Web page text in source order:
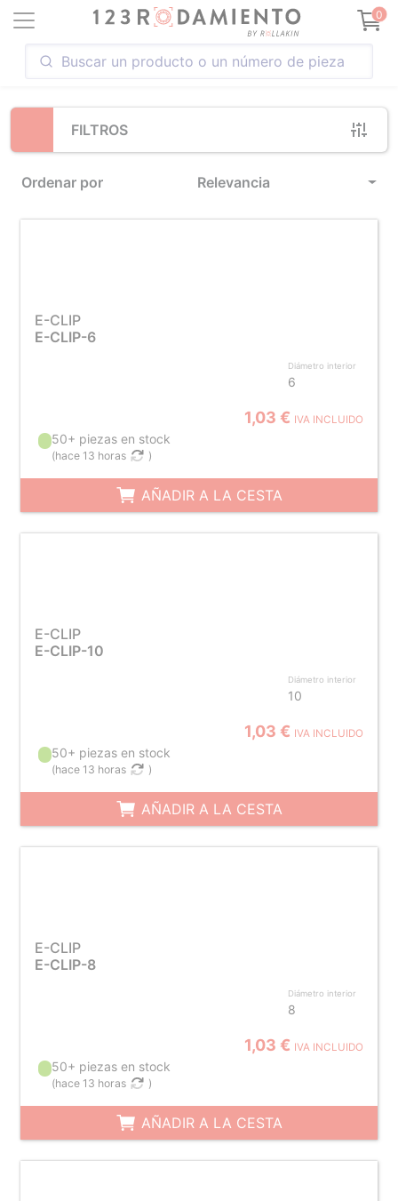
0
FILTROS
Ordenar por Relevancia
Loading...
E-CLIP
E-CLIP-6
Diámetro interior
6
1,03 € IVA INCLUIDO
50+ piezas en stock
(hace 13 horas )
AÑADIR A LA CESTA
E-CLIP
E-CLIP-10
Diámetro interior
10
1,03 € IVA INCLUIDO
50+ piezas en stock
(hace 13 horas )
AÑADIR A LA CESTA
E-CLIP
E-CLIP-8
Diámetro interior
8
1,03 € IVA INCLUIDO
50+ piezas en stock
(hace 13 horas )
AÑADIR A LA CESTA